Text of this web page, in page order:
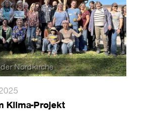
Nordkirche
Klima-Projekt